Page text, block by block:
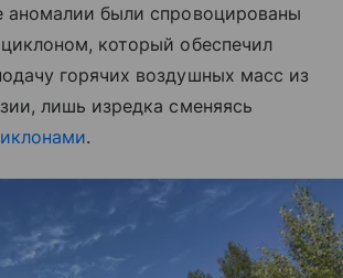
аномалии были спровоцированы
который обеспечил
горячих воздушных масс из
лишь изредка сменяясь
.